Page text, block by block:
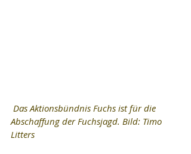
Abschaffung der Fuchsjagd. Bild: Timo
Litters